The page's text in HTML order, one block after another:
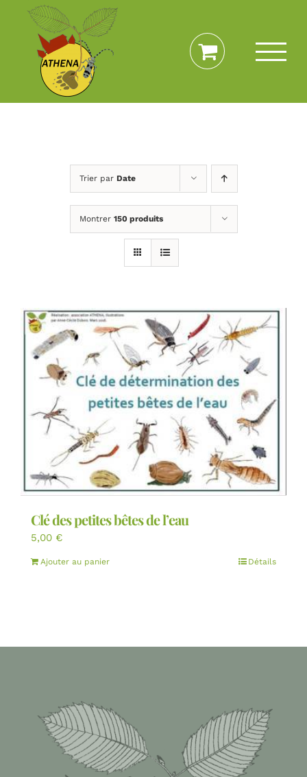
Passer
contenu
Trier par Date
Montrer 150 produits
Clé des petites bêtes de l’eau
5,00 €
Ajouter au panier Détails